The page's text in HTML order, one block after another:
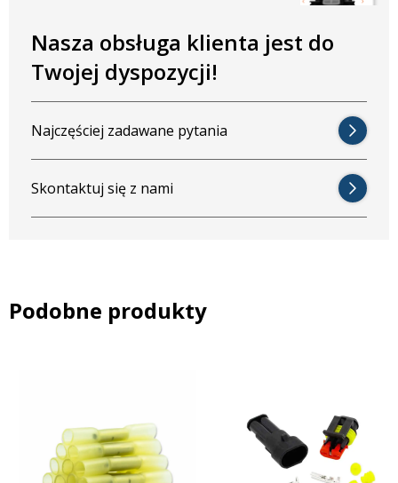
Nasza obsługa klienta jest do
Twojej dyspozycji!
Najczęściej zadawane pytania
Skontaktuj się z nami
Podobne produkty